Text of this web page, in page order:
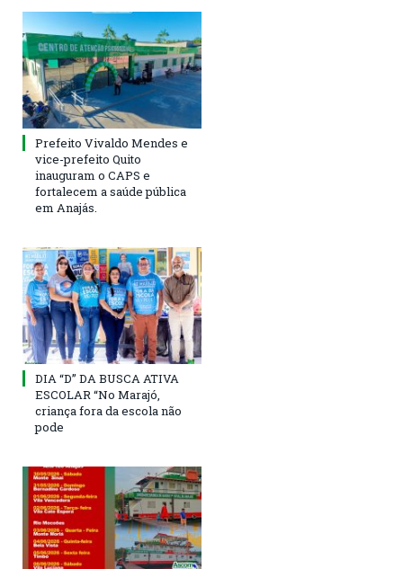
Prefeito Vivaldo Mendes e
vice-prefeito Quito
inauguram o CAPS e
fortalecem a saúde pública
em Anajás.
DIA “D” DA BUSCA ATIVA
ESCOLAR “No Marajó,
criança fora da escola não
pode